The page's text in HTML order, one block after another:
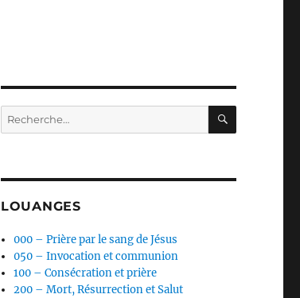
Recherche
pour :
LOUANGES
000 – Prière par le sang de Jésus
050 – Invocation et communion
100 – Consécration et prière
200 – Mort, Résurrection et Salut